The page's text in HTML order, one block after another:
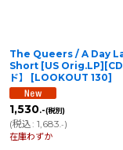
The Queers / A Day
Short [US
ド】
[LOOKOUT 130]
1,530.-(税別)
(税込: 1,683 .-)
在庫わずか